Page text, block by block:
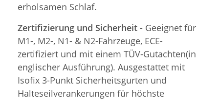
erholsamen Schlaf.
Zertifizierung und Sicherheit - Geeignet für
M1-, M2-, N1- & N2-Fahrzeuge, ECE-
zertifiziert und mit einem TÜV-Gutachten(in
englischer Ausführung). Ausgestattet mit
Isofix 3-Punkt Sicherheitsgurten und
Halteseilverankerungen für höchste